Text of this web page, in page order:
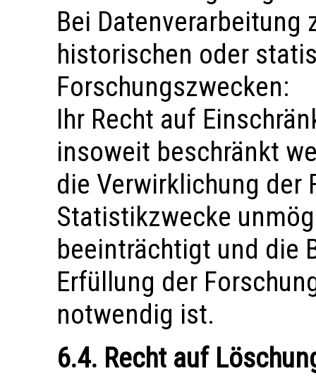
Bei
historischen oder
Forschungszwecken:
Ihr Recht auf
insoweit beschränkt
die Verwirklichung der
Statistikzwecke
beeinträchtigt und die
Erfüllung der
notwendig ist.
6.4. Recht auf